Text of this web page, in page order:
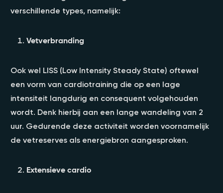
verschillende types, namelijk:
Vetverbranding
Ook wel LISS (Low Intensity Steady State) oftewel
een vorm van cardiotraining die op een lage
intensiteit langdurig en consequent volgehouden
wordt. Denk hierbij aan een lange wandeling van 2
uur. Gedurende deze activiteit worden voornamelijk
de vetreserves als energiebron aangesproken.
Extensieve cardio